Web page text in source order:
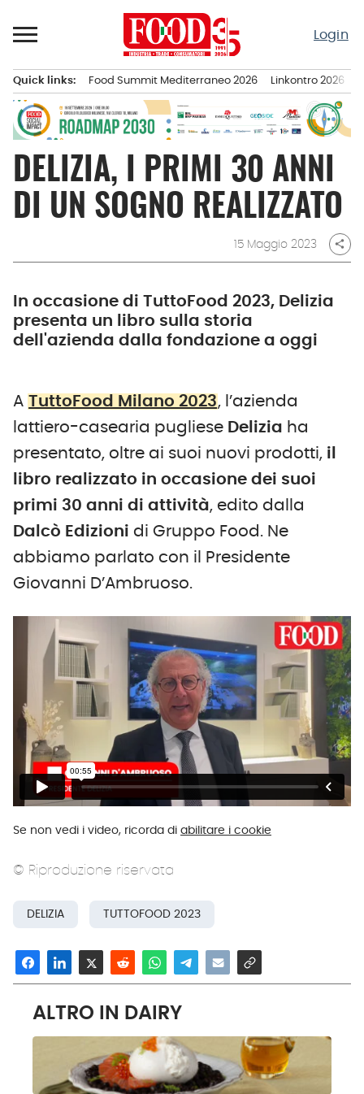
al
Login
principale
Quick links: Food Summit Mediterraneo 2026 Linkontro 2026
DELIZIA, I PRIMI 30 ANNI
DI UN SOGNO REALIZZATO
15 Maggio 2023 share
In occasione di TuttoFood 2023, Delizia
presenta un libro sulla storia
dell'azienda dalla fondazione a oggi
A TuttoFood Milano 2023, l’azienda
lattiero-casearia pugliese Delizia ha
presentato, oltre ai suoi nuovi prodotti, il
libro realizzato in occasione dei suoi
primi 30 anni di attività, edito dalla
Dalcò Edizioni di Gruppo Food. Ne
abbiamo parlato con il Presidente
Giovanni D’Ambruoso.
Se non vedi i video, ricorda di abilitare i cookie
© Riproduzione riservata
DELIZIA TUTTOFOOD 2023
ALTRO IN DAIRY